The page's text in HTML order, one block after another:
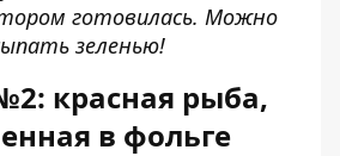
готовилась. Можно
зеленью!
красная рыба,
в фольге